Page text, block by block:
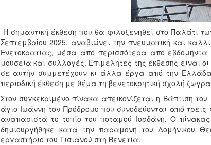
Η σημαντική έκθεση που θα φιλοξενηθεί στο Παλάτι
Σεπτεμβρίου 2025, αναβιώνει την πνευματική και
Ενετοκρατίας, μέσα από περισσότερα από
μουσεία και συλλογές. Επιμελητές της έκθεσης είναι
σε αυτήν συμμετέχουν κι άλλα έργα από την
περιοδική έκθεση με θέμα τη βενετοκρητική σχολή
Στον συγκεκριμένο πίνακα απεικονίζεται η Βάπτιση
άγιο Ιωάννη τον Πρόδρομο που συνοδεύονται από
αναπαριστά το τοπίο του ποταμού Ιορδάνη. Ο
δημιουργήθηκε κατά την παραμονή του Δομήνικου
εργαστήριο του Τισιανού στη Βενετία.